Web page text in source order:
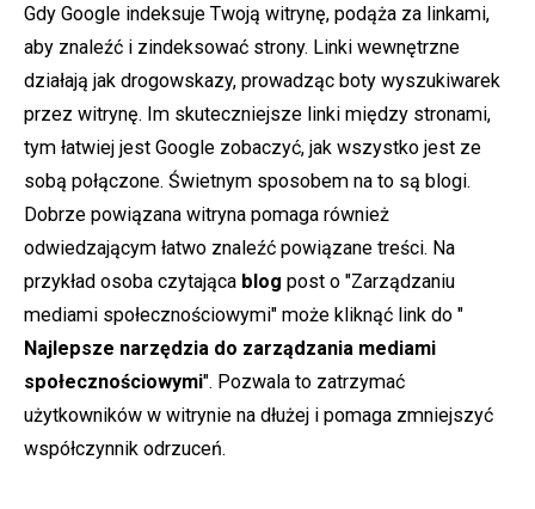
Gdy Google indeksuje Twoją witrynę, podąża za linkami,
aby znaleźć i zindeksować strony. Linki wewnętrzne
działają jak drogowskazy, prowadząc boty wyszukiwarek
przez witrynę. Im skuteczniejsze linki między stronami,
tym łatwiej jest Google zobaczyć, jak wszystko jest ze
sobą połączone. Świetnym sposobem na to są blogi.
Dobrze powiązana witryna pomaga również
odwiedzającym łatwo znaleźć powiązane treści. Na
przykład osoba czytająca blog post o "Zarządzaniu
mediami społecznościowymi" może kliknąć link do "
Najlepsze narzędzia do zarządzania mediami
społecznościowymi". Pozwala to zatrzymać
użytkowników w witrynie na dłużej i pomaga zmniejszyć
współczynnik odrzuceń.